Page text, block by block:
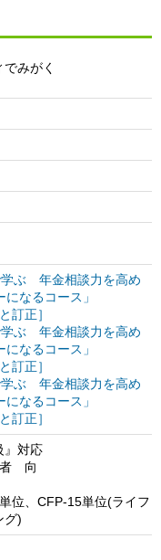
みがく
ぶ 年金相談力を高め
なるコース」
訂正］
ぶ 年金相談力を高め
なるコース」
訂正］
ぶ 年金相談力を高め
なるコース」
訂正］
』対応
者 向
位、CFP-15単位(ライフ
グ)